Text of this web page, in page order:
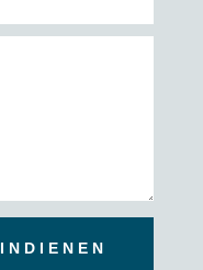
INDIENEN